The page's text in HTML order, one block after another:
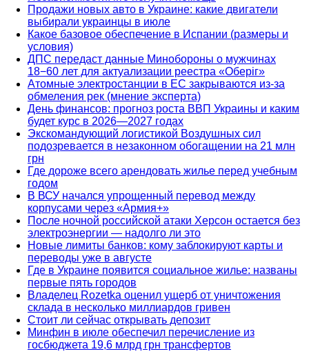
Продажи новых авто в Украине: какие двигатели
выбирали украинцы в июле
Какое базовое обеспечение в Испании (размеры и
условия)
ДПС передаст данные Минобороны о мужчинах
18−60 лет для актуализации реестра «Оберіг»
Атомные электростанции в ЕС закрываются из-за
обмеления рек (мнение эксперта)
День финансов: прогноз роста ВВП Украины и каким
будет курс в 2026—2027 годах
Экскомандующий логистикой Воздушных сил
подозревается в незаконном обогащении на 21 млн
грн
Где дороже всего арендовать жилье перед учебным
годом
В ВСУ начался упрощенный перевод между
корпусами через «Армия+»
После ночной российской атаки Херсон остается без
электроэнергии — надолго ли это
Новые лимиты банков: кому заблокируют карты и
переводы уже в августе
Где в Украине появится социальное жилье: названы
первые пять городов
Владелец Rozetka оценил ущерб от уничтожения
склада в несколько миллиардов гривен
Стоит ли сейчас открывать депозит
Минфин в июле обеспечил перечисление из
госбюджета 19,6 млрд грн трансфертов